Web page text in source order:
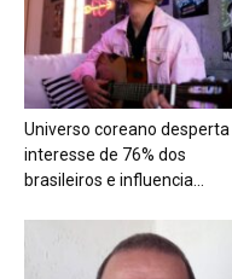
Universo coreano desperta
interesse de 76% dos
brasileiros e influencia...